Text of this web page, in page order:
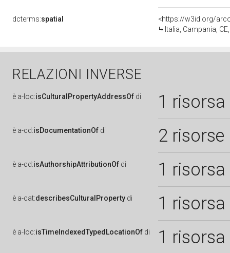
dcterms:spatial
<https://w3id.org/
Italia, Campania,
RELAZIONI INVERSE
è a-loc:isCulturalPropertyAddressOf di 1 risorsa
è a-cd:isDocumentationOf di 2 risorse
è a-cd:isAuthorshipAttributionOf di 1 risorsa
è a-cat:describesCulturalProperty di 1 risorsa
è a-loc:isTimeIndexedTypedLocationOf di 1 risorsa